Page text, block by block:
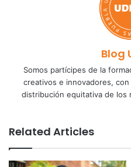
Blog
Somos partícipes de la
creativos e innovadores,
distribución equitativa de los
Related Articles